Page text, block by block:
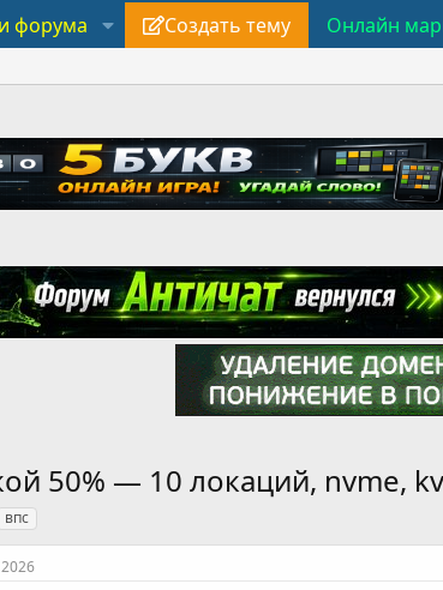
форума Создать тему Онлайн
50% — 10 локаций, nvme,
впс